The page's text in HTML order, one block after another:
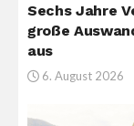
Sechs Jahre
große
aus
6. August 2026